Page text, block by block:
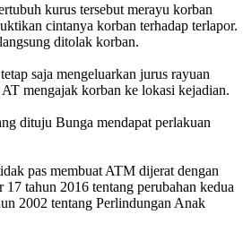
kurus tersebut merayu korban
cintanya korban terhadap terlapor.
ditolak korban.
saja mengeluarkan jurus rayuan
mengajak korban ke lokasi kejadian.
dituju Bunga mendapat perlakuan
pas membuat ATM dijerat dengan
tahun 2016 tentang perubahan kedua
2002 tentang Perlindungan Anak